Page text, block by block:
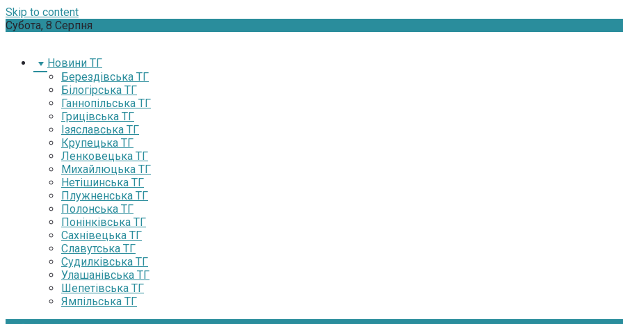
Skip to content
Субота, 8 Серпня
Новини ТГ
Берездівська ТГ
Білогірська ТГ
Ганнопільська ТГ
Грицівська ТГ
Ізяславська ТГ
Крупецька ТГ
Ленковецька ТГ
Михайлюцька ТГ
Нетішинська ТГ
Плужненська ТГ
Полонська ТГ
Понінківська ТГ
Сахнівецька ТГ
Славутська ТГ
Судилківська ТГ
Улашанівська ТГ
Шепетівська ТГ
Ямпільська ТГ